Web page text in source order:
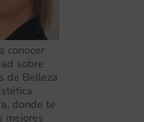
conocer
sobre
de Belleza
donde te
mejores